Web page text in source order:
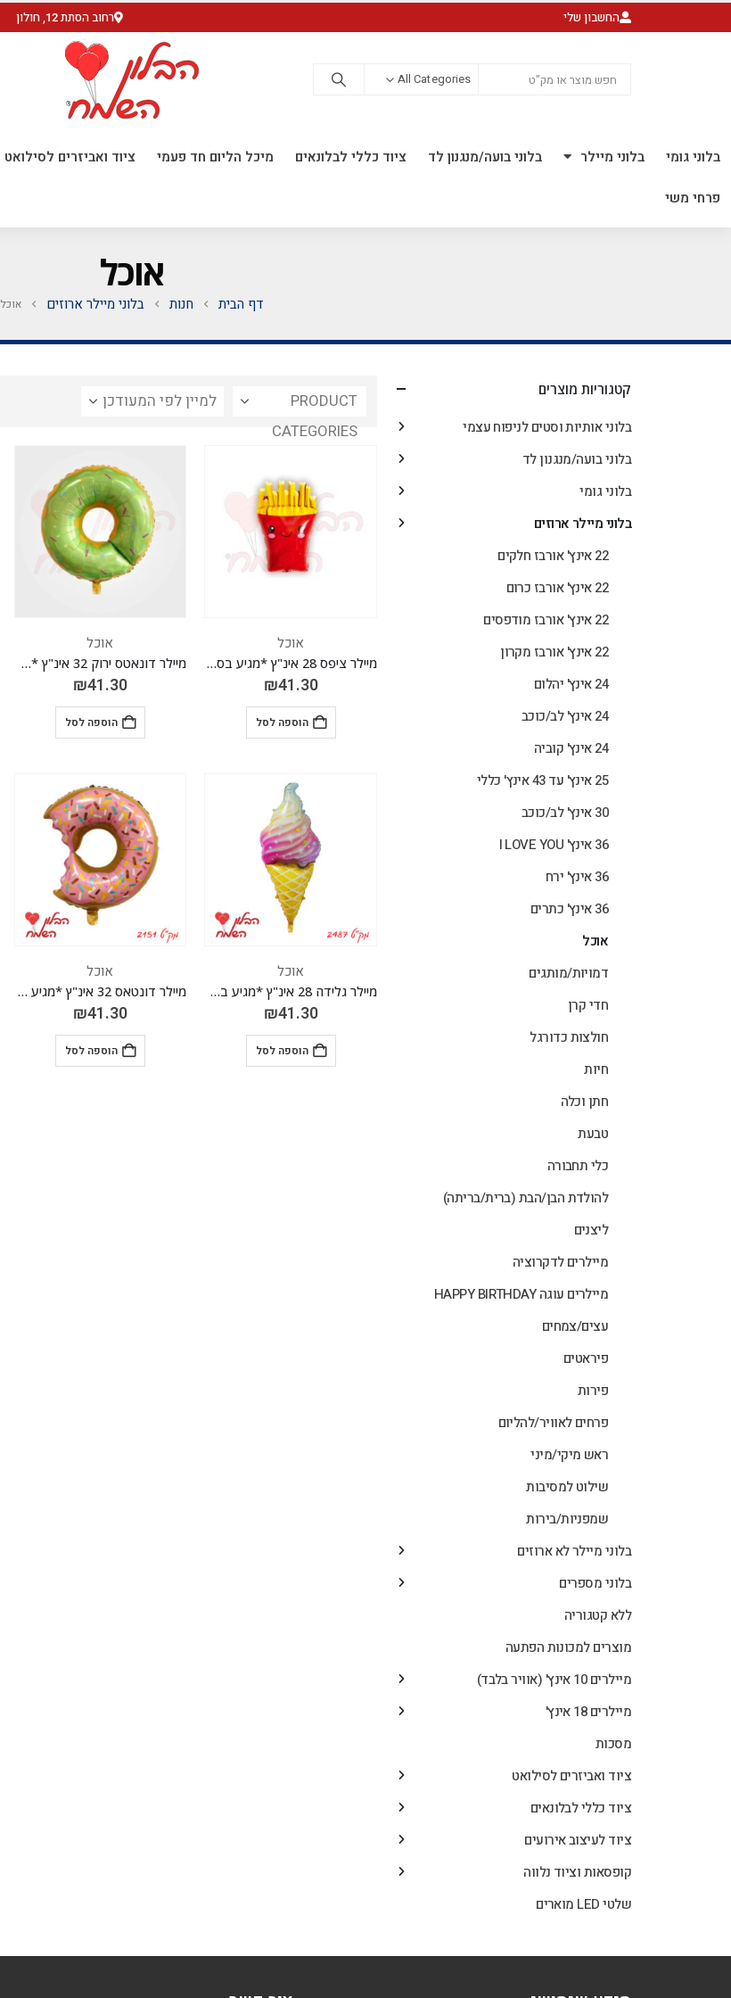
החשבון שלי רחוב הסתת 12, חולון
All Categories
בלוני גומי בלוני מיילר בלוני בועה/מנגנון לד ציוד כללי לבלונאים מיכל הליום חד פעמי ציוד ואביזרים לסילואט
פרחי משי
אוכל
דף הבית חנות בלוני מיילר ארוזים אוכל
PRODUCT
CATEGORIES
אוכל
מיילר ציפס 28 אינ"ץ *מגיע בסיטונאות חבילה של 5 יח'*
₪41.30
הוספה לסל
אוכל
מיילר דונאטס ירוק 32 אינ"ץ *מגיע בסיטונאות חבילה של 5 יח'*
₪41.30
הוספה לסל
אוכל
מיילר גלידה 28 אינ"ץ *מגיע בסיטונאות חבילה של 5 יח'*
₪41.30
הוספה לסל
אוכל
מיילר דונטאס 32 אינ"ץ *מגיע בסיטונאות חבילה של 5 יח'*
₪41.30
הוספה לסל
קטגוריות מוצרים
בלוני אותיות וסטים לניפוח עצמי
בלוני בועה/מנגנון לד
בלוני גומי
בלוני מיילר ארוזים
22 אינץ' אורבז חלקים
22 אינץ' אורבז כרום
22 אינץ' אורבז מודפסים
22 אינץ' אורבז מקרון
24 אינץ' יהלום
24 אינץ' לב/כוכב
24 אינץ' קוביה
25 אינץ' עד 43 אינץ' כללי
30 אינץ' לב/כוכב
36 אינץ' I LOVE YOU
36 אינץ' ירח
36 אינץ' כתרים
אוכל
דמויות/מותגים
חדי קרן
חולצות כדורגל
חיות
חתן וכלה
טבעת
כלי תחבורה
להולדת הבן/הבת (ברית/בריתה)
ליצנים
מיילרים לדקרוציה
מיילרים עוגה HAPPY BIRTHDAY
עצים/צמחים
פיראטים
פירות
פרחים לאוויר/להליום
ראש מיקי/מיני
שילוט למסיבות
שמפניות/בירות
בלוני מיילר לא ארוזים
בלוני מספרים
ללא קטגוריה
מוצרים למכונות הפתעה
מיילרים 10 אינץ' (אוויר בלבד)
מיילרים 18 אינץ'
מסכות
ציוד ואביזרים לסילואט
ציוד כללי לבלונאים
ציוד לעיצוב אירועים
קופסאות וציוד נלווה
שלטי LED מוארים